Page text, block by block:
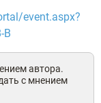
event.aspx?
B
автора.
с мнением